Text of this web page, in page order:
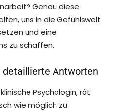
Genau diese
uns in die Gefühlswelt
und eine
zu schaffen.
detaillierte Antworten
Psychologin, rät
wie möglich zu